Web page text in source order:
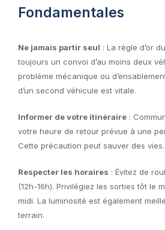
Fondamentales
Ne jamais partir seul : La règle d’or
toujours un convoi d’au moins deux
problème mécanique ou
d’un second véhicule est vitale.
Informer de votre itinéraire :
votre heure de retour prévue à une
Cette précaution peut sauver des vies.
Respecter les horaires : Évitez de
(12h-16h). Privilégiez les sorties tôt le
midi. La luminosité est également
terrain.